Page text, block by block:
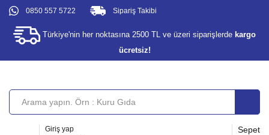
0850 557 5722
Türkiye'nin her noktasına 2500 TL ve üzeri siparişlerde kargo
ücretsiz!
Sipariş Takibi
Giriş yap
Sepet